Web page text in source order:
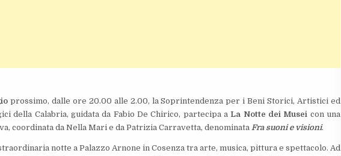
prossimo, dalle ore 20.00 alle 2.00, la Soprintendenza per i Beni Storici, Artistici ed
della Calabria, guidata da Fabio De Chirico, partecipa aLa Notte dei Musei con una
coordinata da Nella Mari e da Patrizia Carravetta, denominataFra suoni e visioni.
notte a Palazzo Arnone in Cosenza tra arte, musica, pittura e spettacolo. Ad